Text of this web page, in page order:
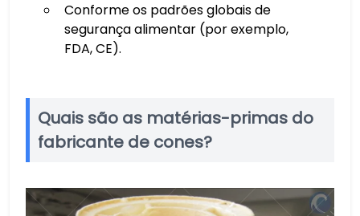
Conforme os padrões globais de
segurança alimentar (por exemplo,
FDA, CE).
Quais são as matérias-primas do
fabricante de cones?